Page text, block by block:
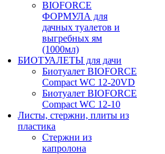
BIOFORCE
ФОРМУЛА для
дачных туалетов и
выгребных ям
(1000мл)
БИОТУАЛЕТЫ для дачи
Биотуалет BIOFORCE
Compact WC 12-20VD
Биотуалет BIOFORCE
Compact WC 12-10
Листы, стержни, плиты из
пластика
Стержни из
капролона